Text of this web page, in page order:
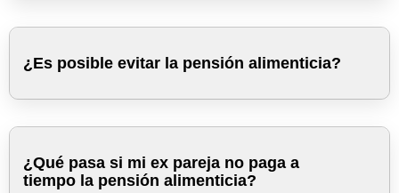
¿Es posible evitar la pensión alimenticia?
¿Qué pasa si mi ex pareja no paga a
tiempo la pensión alimenticia?